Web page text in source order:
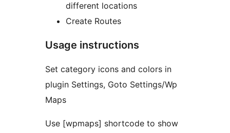
different locations
Create Routes
Usage instructions
Set category icons and colors in
plugin Settings, Goto Settings/Wp
Maps
Use [wpmaps] shortcode to show